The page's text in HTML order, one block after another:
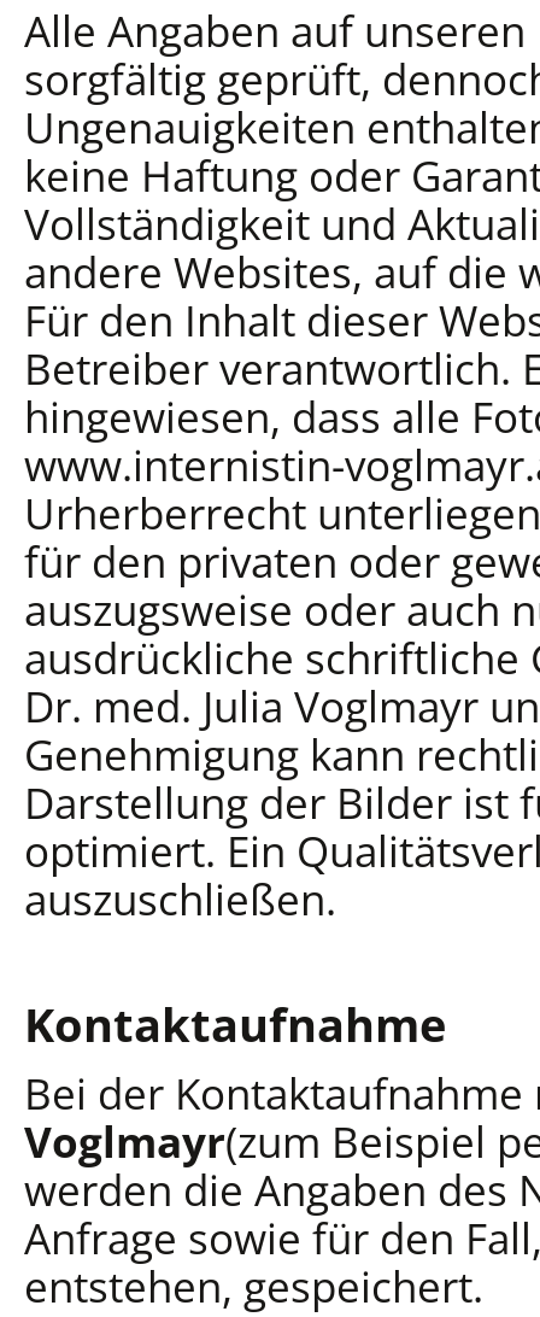
Alle Angaben auf
sorgfältig geprüft,
Ungenauigkeiten
keine Haftung oder
Vollständigkeit und
andere Websites, auf die
Für den Inhalt dieser
Betreiber verantwortlich.
hingewiesen, dass alle
www.internistin-
Urherberrecht
für den privaten oder
auszugsweise oder auch
ausdrückliche schriftliche
Dr. med. Julia Voglmayr
Genehmigung kann
Darstellung der Bilder ist
optimiert. Ein
auszuschließen.
Kontaktaufnahme
Bei der
Voglmayr(zum Beispiel
werden die Angaben des
Anfrage sowie für den
entstehen, gespeichert.